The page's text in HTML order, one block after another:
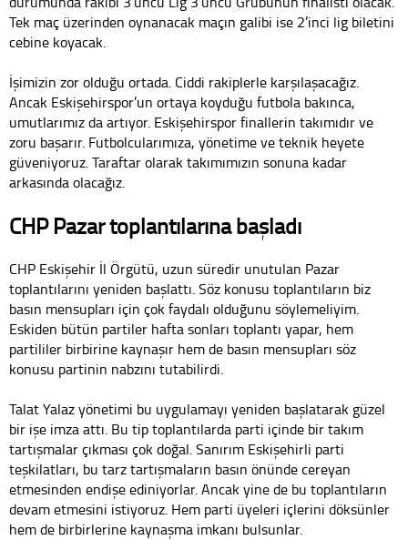
Tek maç üzerinden oynanacak maçın galibi ise 2’inci lig biletini
cebine koyacak.
İşimizin zor olduğu ortada. Ciddi rakiplerle karşılaşacağız.
Ancak Eskişehirspor’un ortaya koyduğu futbola bakınca,
umutlarımız da artıyor. Eskişehirspor finallerin takımıdır ve
zoru başarır. Futbolcularımıza, yönetime ve teknik heyete
güveniyoruz. Taraftar olarak takımımızın sonuna kadar
arkasında olacağız.
CHP Pazar toplantılarına başladı
CHP Eskişehir İl Örgütü, uzun süredir unutulan Pazar
toplantılarını yeniden başlattı. Söz konusu toplantıların biz
basın mensupları için çok faydalı olduğunu söylemeliyim.
Eskiden bütün partiler hafta sonları toplantı yapar, hem
partililer birbirine kaynaşır hem de basın mensupları söz
konusu partinin nabzını tutabilirdi.
Talat Yalaz yönetimi bu uygulamayı yeniden başlatarak güzel
bir işe imza attı. Bu tip toplantılarda parti içinde bir takım
tartışmalar çıkması çok doğal. Sanırım Eskişehirli parti
teşkilatları, bu tarz tartışmaların basın önünde cereyan
etmesinden endişe ediniyorlar. Ancak yine de bu toplantıların
devam etmesini istiyoruz. Hem parti üyeleri içlerini döksünler
hem de birbirlerine kaynaşma imkanı bulsunlar.